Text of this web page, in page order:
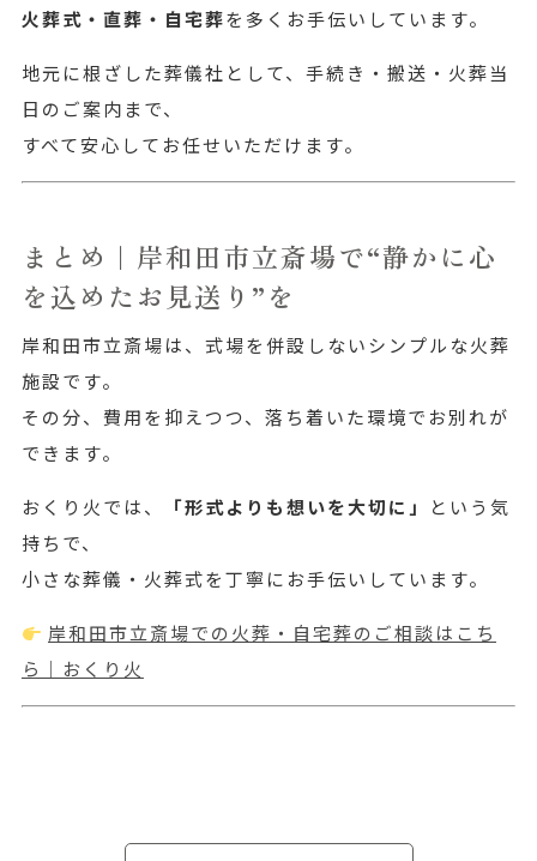
火葬式・直葬・自宅葬を多くお手伝いしています。
地元に根ざした葬儀社として、手続き・搬送・火葬当
日のご案内まで、
すべて安心してお任せいただけます。
まとめ｜岸和田市立斎場で“静かに心
を込めたお見送り”を
岸和田市立斎場は、式場を併設しないシンプルな火葬
施設です。
その分、費用を抑えつつ、落ち着いた環境でお別れが
できます。
おくり火では、 「形式よりも想いを大切に」
という気
持ちで、
小さな葬儀・火葬式を丁寧にお手伝いしています。
岸和田市立斎場での火葬・自宅葬のご相談はこち
ら｜おくり火